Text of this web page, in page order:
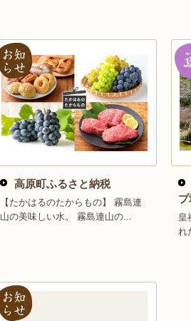
高原町ふるさと納税
【たかはるのたからもの】 霧島連
山の美味しい水。 霧島連山の...
皇
れ